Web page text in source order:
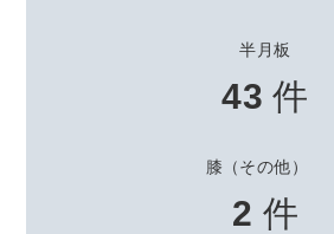
半月板
43件
膝（その他）
2 件